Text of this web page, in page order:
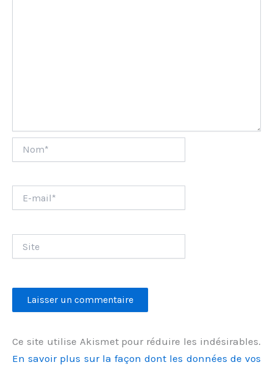
mail*
Ce site utilise Akismet pour réduire les indésirables.
En savoir plus sur la façon dont les données de vos